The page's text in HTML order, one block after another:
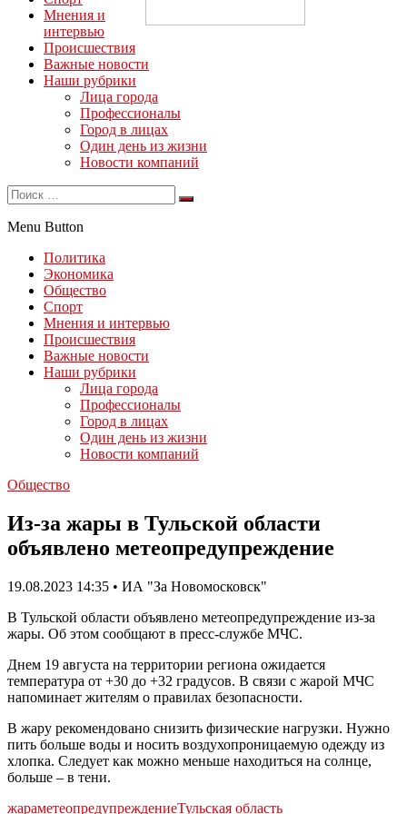
Мнения и
интервью
Происшествия
Важные новости
Наши рубрики
Лица города
Профессионалы
Город в лицах
Один день из жизни
Новости компаний
Menu Button
Политика
Экономика
Общество
Спорт
Мнения и интервью
Происшествия
Важные новости
Наши рубрики
Лица города
Профессионалы
Город в лицах
Один день из жизни
Новости компаний
Общество
Из-за жары в Тульской области
объявлено метеопредупреждение
19.08.2023 14:35 • ИА "За Новомосковск"
В Тульской области объявлено метеопредупреждение из-за
жары. Об этом сообщают в пресс-службе МЧС.
Днем 19 августа на территории региона ожидается
температура от +30 до +32 градусов. В связи с жарой МЧС
напоминает жителям о правилах безопасности.
В жару рекомендовано снизить физические нагрузки. Нужно
пить больше воды и носить воздухопроницаемую одежду из
хлопка. Следует как можно меньше находиться на солнце,
больше – в тени.
жараметеопредупреждениеТульская область